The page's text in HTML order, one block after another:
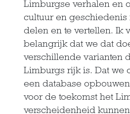
Limburgse verhalen en
cultuur en geschiedenis
delen en te vertellen. Ik
belangrijk dat we dat
verschillende varianten
Limburgs rijk is. Dat we
een database
voor de toekomst het
verscheidenheid